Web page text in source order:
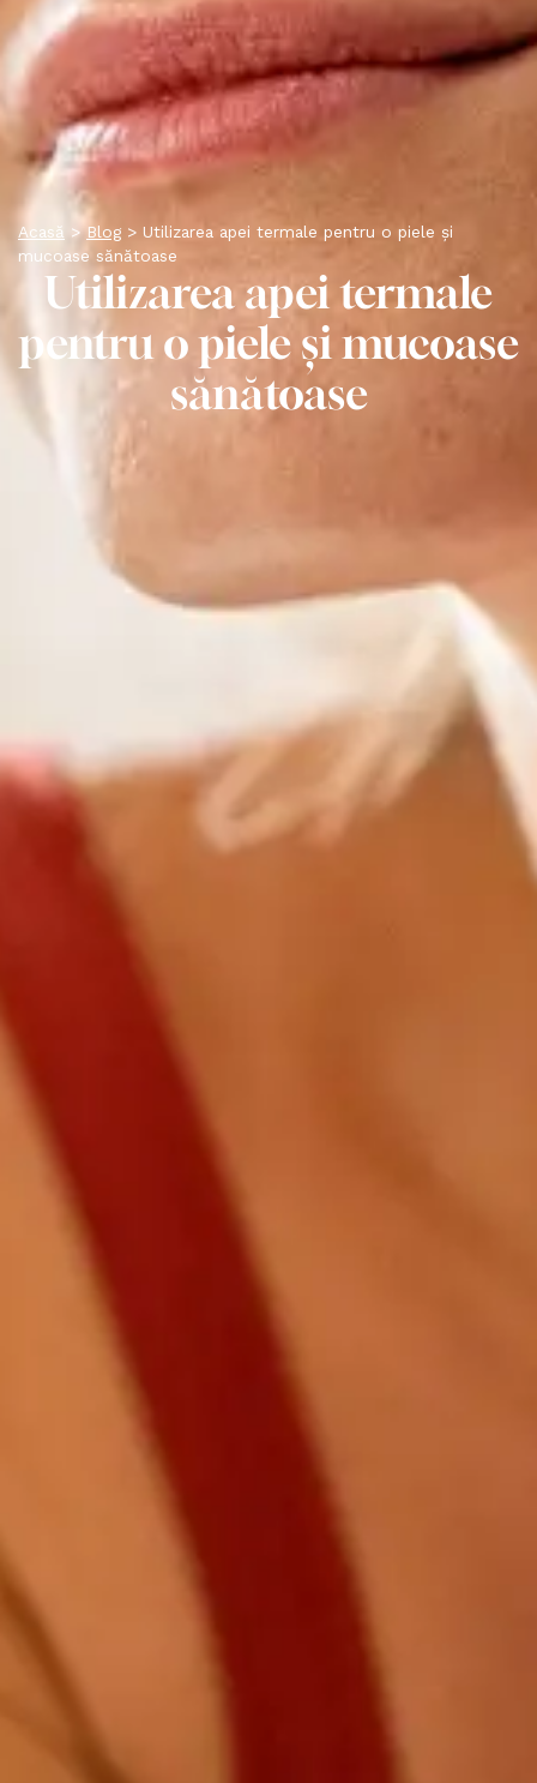
Acasă >Blog > Utilizarea apei termale pentru o piele și
mucoase sănătoase
Utilizarea apei termale
pentru o piele și mucoase
sănătoase